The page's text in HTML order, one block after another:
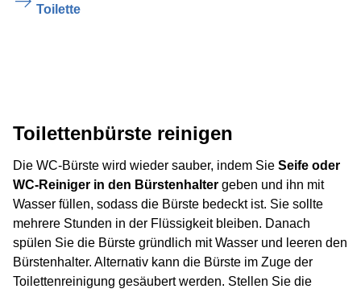
Toilette
Toilettenbürste reinigen
Die WC-Bürste wird wieder sauber, indem Sie Seife oder
WC-Reiniger in den Bürstenhalter geben und ihn mit
Wasser füllen, sodass die Bürste bedeckt ist. Sie sollte
mehrere Stunden in der Flüssigkeit bleiben. Danach
spülen Sie die Bürste gründlich mit Wasser und leeren den
Bürstenhalter. Alternativ kann die Bürste im Zuge der
Toilettenreinigung gesäubert werden. Stellen Sie die